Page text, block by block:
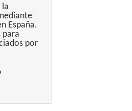
la
España.
para
por